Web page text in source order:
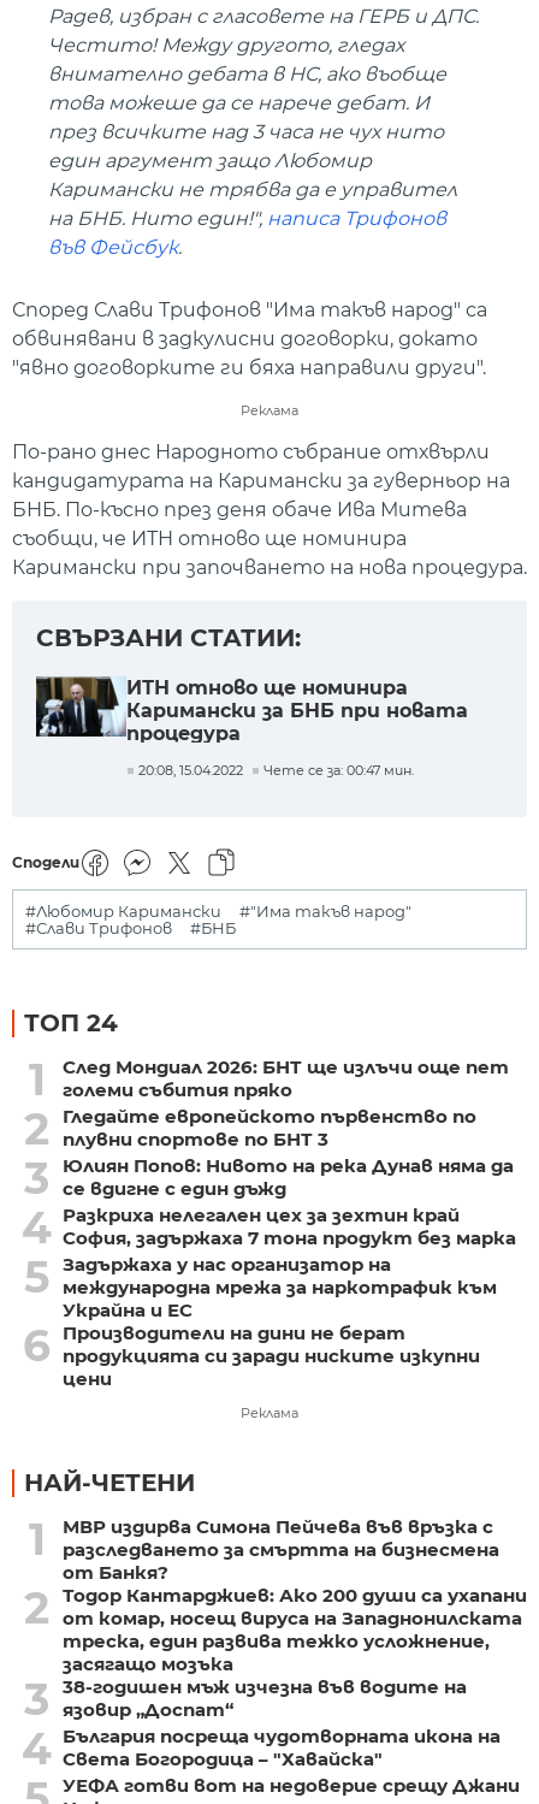
Радев, избран с гласовете на ГЕРБ и ДПС.
Честито! Между другото, гледах
внимателно дебата в НС, ако въобще
това можеше да се нарече дебат. И
през всичките над 3 часа не чух нито
един аргумент защо Любомир
Каримански не трябва да е управител
на БНБ. Нито един!", написа Трифонов
във Фейсбук.
Според Слави Трифонов "Има такъв народ" са
обвинявани в задкулисни договорки, докато
"явно договорките ги бяха направили други".
Реклама
По-рано днес Народното събрание отхвърли
кандидатурата на Каримански за гуверньор на
БНБ. По-късно през деня обаче Ива Митева
съобщи, че ИТН отново ще номинира
Каримански при започването на нова процедура.
СВЪРЗАНИ СТАТИИ:
ИТН отново ще номинира
Каримански за БНБ при новата
процедура
20:08, 15.04.2022 Чете се за: 00:47 мин.
Сподели
#Любомир Каримански
#"Има такъв народ"
#Слави Трифонов
#БНБ
ТОП 24
1
След Мондиал 2026: БНТ ще излъчи още пет
големи събития пряко
2
Гледайте европейското първенство по
плувни спортове по БНТ 3
3
Юлиян Попов: Нивото на река Дунав няма да
се вдигне с един дъжд
4 Разкриха нелегален цех за зехтин край
София, задържаха 7 тона продукт без марка
5 Задържаха у нас организатор на
международна мрежа за наркотрафик към
Украйна и ЕС
6
Производители на дини не берат
продукцията си заради ниските изкупни
цени
Реклама
НАЙ-ЧЕТЕНИ
1
МВР издирва Симона Пейчева във връзка с
разследването за смъртта на бизнесмена
от Банкя?
2
Тодор Кантарджиев: Ако 200 души са ухапани
от комар, носещ вируса на Западнонилската
треска, един развива тежко усложнение,
засягащо мозъка
3
38-годишен мъж изчезна във водите на
язовир „Доспат“
4 България посреща чудотворната икона на
Света Богородица – "Хавайска"
УЕФА готви вот на недоверие срещу Джани